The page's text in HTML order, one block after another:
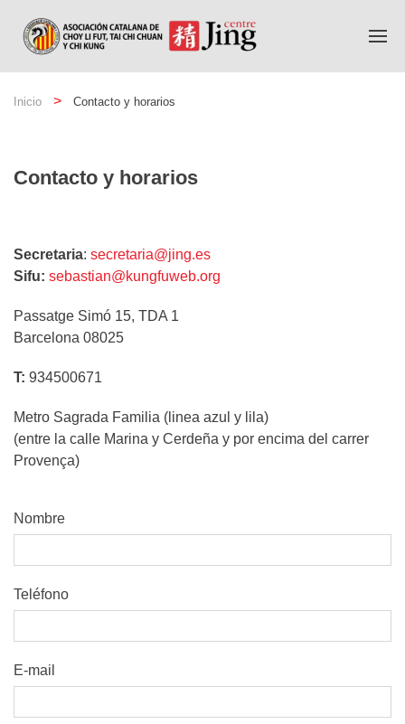
Inicio Contacto y horarios
Contacto y horarios
Secretaria: secretaria@jing.es
Sifu: sebastian@kungfuweb.org
Passatge Simó 15, TDA 1
Barcelona 08025
T: 934500671
Metro Sagrada Familia (linea azul y lila)
(entre la calle Marina y Cerdeña y por encima del carrer
Provença)
Nombre
Teléfono
E-mail